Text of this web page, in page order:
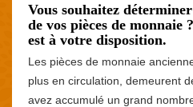
Vous souhaitez
de vos pièces de
est à votre disposition.
Les pièces de monnaie
plus en circulation, demeurent
avez accumulé un grand